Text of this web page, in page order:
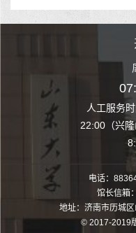
至周日8:00-
园校区图书馆
人工服务
22:00（兴
电话：
馆长信箱
地址：济南市历城
© 2017-2019